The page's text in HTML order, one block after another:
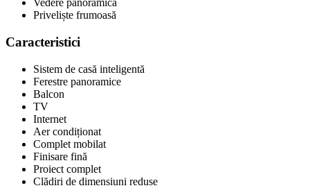
Vedere panoramică
Priveliște frumoasă
Caracteristici
Sistem de casă inteligentă
Ferestre panoramice
Balcon
TV
Internet
Aer condiționat
Complet mobilat
Finisare fină
Proiect complet
Clădiri de dimensiuni reduse